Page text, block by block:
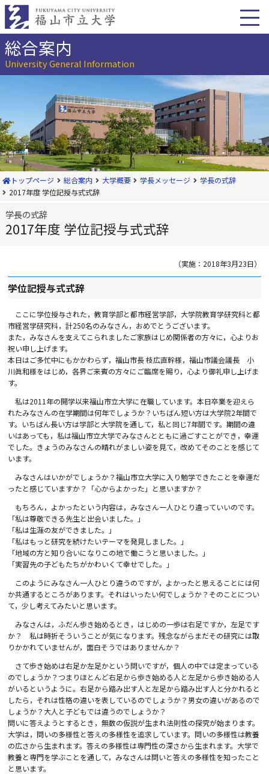
本
へ
動総合案内
University General Information
トップページ 総合案内 大学概要 学長メッセージ
学長の式辞
2017年度 学位記授与式式辞
学長の式辞
2017年度 学位記授与式式辞
（実施：2018年3月23日）
学位記授与式式辞
ここに学位授与された，教育学部と都市経営学部，大学院教育学研究科と都
市経営学研究科，計250名のみなさん，おめでとうございます。
また，みなさんを支えてこられましたご家族はじめ関係者の方々に，心よりお
祝い申し上げます。
本日はご多忙中にもかかわらず，福山市長 枝広直幹様，福山市議会議長 小
川眞和様をはじめ，各界ご来賓の方々にご臨席を賜り，心より御礼申し上げま
す。
私は2011年の開学以来福山市立大学に在職しています。本日卒業を迎えら
れたみなさんの在学期間は何年でしょうか？いちばん短い方は大学院2年間で
す。いちばん長い方は学部と大学院を通して，私と同じ7年間です。期間の違
いはあっても，私は福山市立大学でみなさんとともに過ごすことができ，幸運
でした。きょうのみなさんの晴れがましい姿を見て，改めてそのことを感じて
います。
みなさんはいかがでしょうか？福山市立大学に入り勉学できたことを幸運だ
ったと感じていますか？「心からよかった」と思いますか？
もちろん，よかったという内容は，みなさん一人ひとり違っていいのです。
「私は尊敬できる先生と出会いました。」
「私は生涯の友ができました。」
「私はもっと研究を続けたいテーマを発見しました。」
「地域の方と知り合いになりこの地で働こうと思いました。」
「実習先の子どもたちがかわいくて幸せでした。」
このようにみなさん一人ひとり違うのですが，よかったと思えることには何
か共通するところがあります。それはいったい何でしょうか？そのことについ
て，少し考えてみたいと思います。
みなさんは，ふだん歩き始めるとき，はじめの一歩は右足ですか，左足です
か？ 私は時折そういうことが気になります。残念ながらまだその研究には取
りかかれていませんが，面白そうではありませんか？
さて歩き始めは右足か左足かという問いですが，個人の中では定まっている
のでしょうか？つまりほとんど右足から歩き始める人と左足から歩き始める人
がいるというように。右足から踏み出す人と左足から踏み出す人と分かれると
したら，それは性格の違いを表しているのでしょうか？男女の違いがあるので
しょうか？大人と子どもでは違うのでしょうか？
問いに答えようとするとき，無数の仮説が生まれ法則性の探究が始まります。
大学は，問いの多様性と答えの多様性を追求しています。問いの多様性は教養
の広さから生まれます。答えの多様性は専門性の深さから生まれます。大学で
教養と専門を学ぶことを通して，みなさんは問いと答えの多様性を知ったこと
と思います。